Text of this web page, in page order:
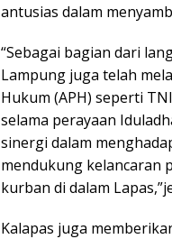
antusias dalam
“Sebagai bagian dari
Lampung juga telah
Hukum (APH) seperti
selama perayaan
sinergi dalam
mendukung kelancaran
kurban di dalam
Kalapas juga